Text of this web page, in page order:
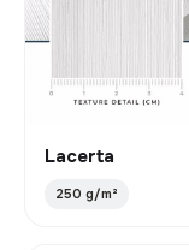
Lacerta
250 g/m²